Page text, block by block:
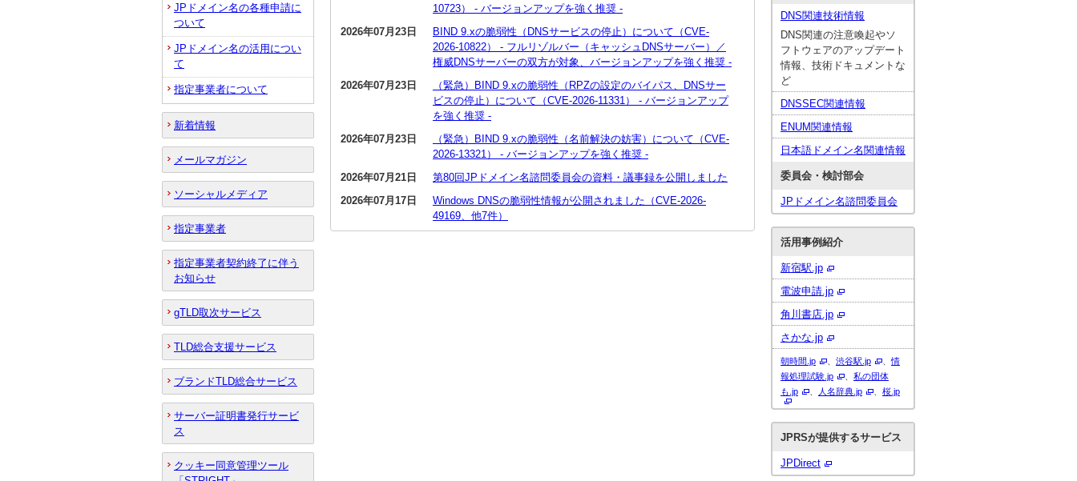
10723） - バージョンアップを強く推奨 -
2026年07月23日
BIND 9.xの脆弱性（DNSサービスの停止）について（CVE-
2026-10822） - フルリゾルバー（キャッシュDNSサーバー）／
権威DNSサーバーの双方が対象、バージョンアップを強く推奨 -
2026年07月23日
（緊急）BIND 9.xの脆弱性（RPZの設定のバイパス、DNSサー
ビスの停止）について（CVE-2026-11331） - バージョンアップ
を強く推奨 -
2026年07月23日
（緊急）BIND 9.xの脆弱性（名前解決の妨害）について（CVE-
2026-13321） - バージョンアップを強く推奨 -
2026年07月21日
第80回JPドメイン名諮問委員会の資料・議事録を公開しました
2026年07月17日
Windows DNSの脆弱性情報が公開されました（CVE-2026-
49169、他7件）
JPドメイン名の各種申請に
ついて
JPドメイン名の活用につい
て
指定事業者について
新着情報
メールマガジン
ソーシャルメディア
指定事業者
指定事業者契約終了に伴う
お知らせ
gTLD取次サービス
TLD総合支援サービス
ブランドTLD総合サービス
サーバー証明書発行サービ
ス
クッキー同意管理ツール
DNS関連技術情報
DNS関連の注意喚起やソ
フトウェアのアップデート
情報、技術ドキュメントな
ど
DNSSEC関連情報
ENUM関連情報
日本語ドメイン名関連情報
委員会・検討部会
JPドメイン名諮問委員会
活用事例紹介
新宿駅.jp
電波申請.jp
角川書店.jp
さかな.jp
朝時間.jp 渋谷駅.jp 、情
報処理試験.jp
私の団体
も.jp
人名辞典.jp 桜.jp
JPRSが提供するサービス
JPDirect